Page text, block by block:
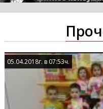
05.04.2018г. в 07:53ч.
05.04.2018г. в 07:53ч.